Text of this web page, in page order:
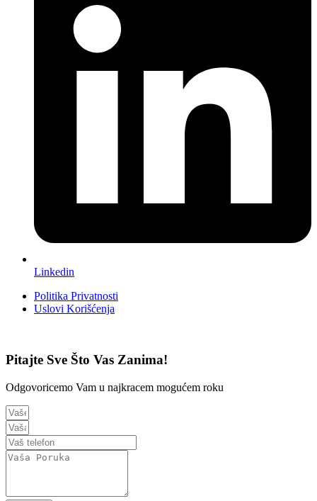
Linkedin
Politika Privatnosti
Uslovi Korišćenja
Pitajte Sve Što Vas Zanima!
Odgovoricemo Vam u najkracem mogućem roku